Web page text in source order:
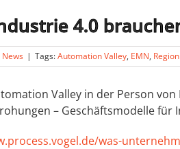
4.0
News | Tags:Automation Valley, EMN, Region
Valley in der Person
– Geschäftsmodelle für
was-